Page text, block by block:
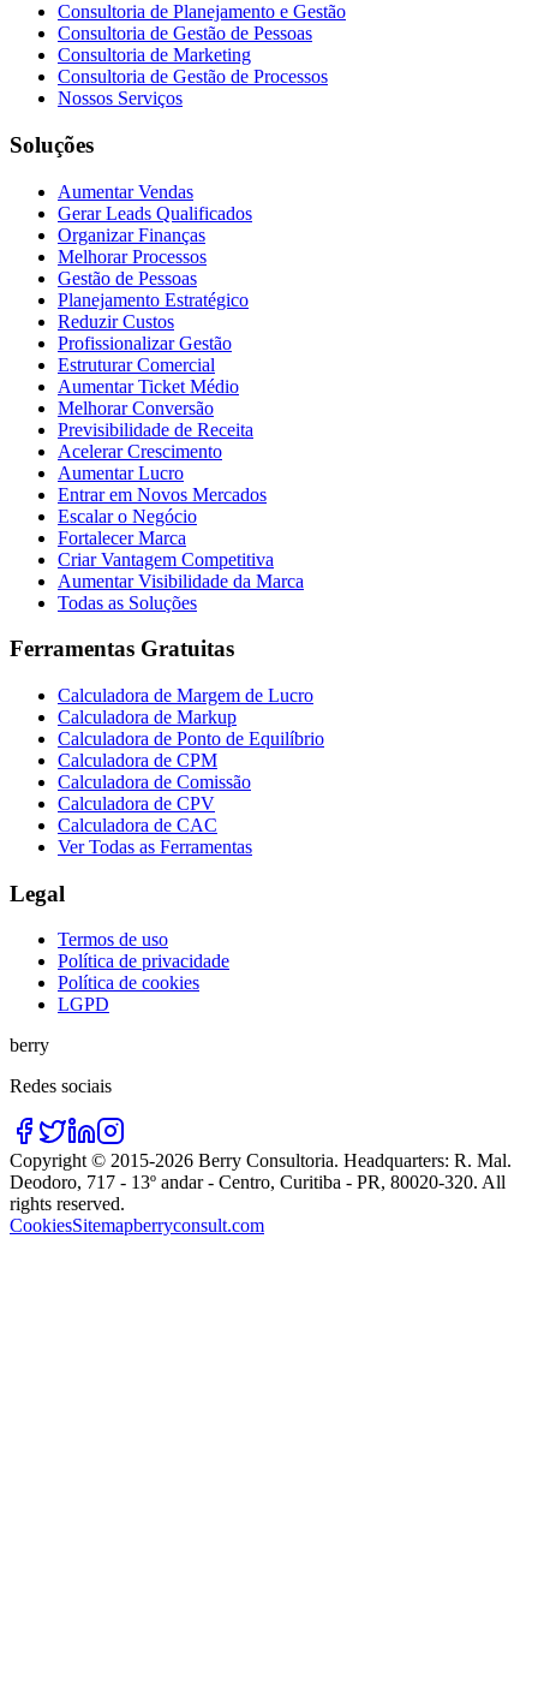
Consultoria de Planejamento e Gestão
Consultoria de Gestão de Pessoas
Consultoria de Marketing
Consultoria de Gestão de Processos
Nossos Serviços
Soluções
Aumentar Vendas
Gerar Leads Qualificados
Organizar Finanças
Melhorar Processos
Gestão de Pessoas
Planejamento Estratégico
Reduzir Custos
Profissionalizar Gestão
Estruturar Comercial
Aumentar Ticket Médio
Melhorar Conversão
Previsibilidade de Receita
Acelerar Crescimento
Aumentar Lucro
Entrar em Novos Mercados
Escalar o Negócio
Fortalecer Marca
Criar Vantagem Competitiva
Aumentar Visibilidade da Marca
Todas as Soluções
Ferramentas Gratuitas
Calculadora de Margem de Lucro
Calculadora de Markup
Calculadora de Ponto de Equilíbrio
Calculadora de CPM
Calculadora de Comissão
Calculadora de CPV
Calculadora de CAC
Ver Todas as Ferramentas
Legal
Termos de uso
Política de privacidade
Política de cookies
LGPD
berry
Redes sociais
Copyright © 2015-2026 Berry Consultoria. Headquarters: R. Mal.
Deodoro, 717 - 13º andar - Centro, Curitiba - PR, 80020-320. All
rights reserved.
CookiesSitemapberryconsult.com